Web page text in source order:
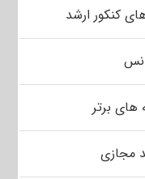
کنکور ارشد
های برتر
مجازی